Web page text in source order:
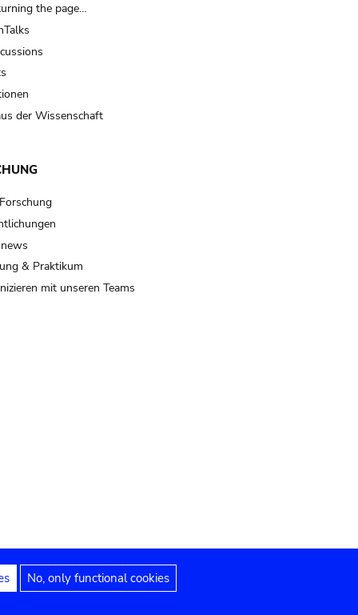
the page…
der Wissenschaft
& Praktikum
mit unseren Teams
Erklärung zur Barrierefreiheit
No, only functional cookies